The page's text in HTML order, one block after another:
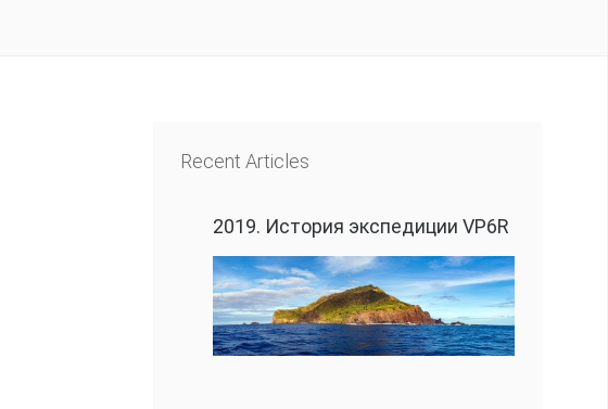
Recent Articles
2019. История экспедиции VP6R